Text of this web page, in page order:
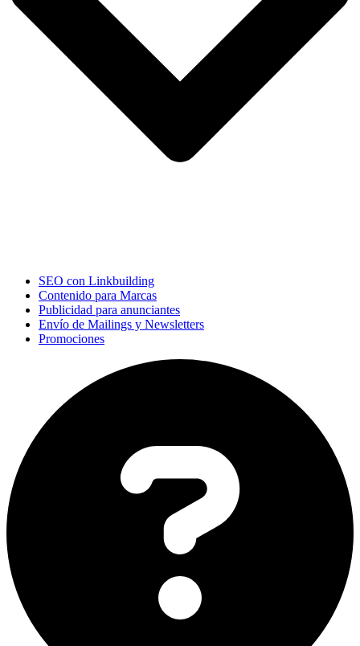
SEO con Linkbuilding
Contenido para Marcas
Publicidad para anunciantes
Envío de Mailings y Newsletters
Promociones